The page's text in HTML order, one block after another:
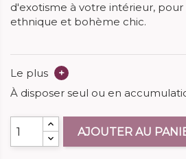
d'exotisme à votre intérieur,
ethnique et bohème chic.
Le plus
+
À disposer seul ou en
AJOUTER AU